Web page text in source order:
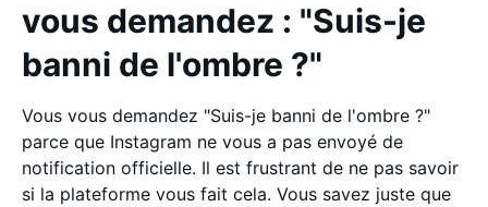
vous demandez : "Suis-je
banni de l'ombre ?"
Vous vous demandez "Suis-je banni de l'ombre ?"
parce que Instagram ne vous a pas envoyé de
notification officielle. Il est frustrant de ne pas savoir
si la plateforme vous fait cela. Vous savez juste que